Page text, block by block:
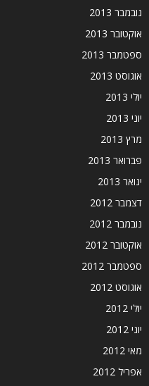
נובמבר 2013
אוקטובר 2013
ספטמבר 2013
אוגוסט 2013
יולי 2013
יוני 2013
מרץ 2013
פברואר 2013
ינואר 2013
דצמבר 2012
נובמבר 2012
אוקטובר 2012
ספטמבר 2012
אוגוסט 2012
יולי 2012
יוני 2012
מאי 2012
אפריל 2012